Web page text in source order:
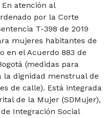
atención al
por la Corte
T-398 de 2019
mujeres habitantes de
en el Acuerdo 883 de
(medidas para
la dignidad menstrual de
de calle). Está integrada
de la Mujer (SDMujer),
Integración Social